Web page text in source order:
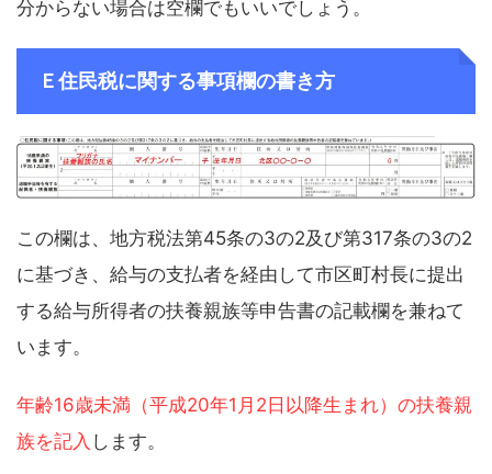
分からない場合は空欄でもいいでしょう。
Ｅ住民税に関する事項欄の書き方
この欄は、地方税法第45条の3の2及び第317条の3の2
に基づき、給与の支払者を経由して市区町村長に提出
する給与所得者の扶養親族等申告書の記載欄を兼ねて
います。
年齢16歳未満（平成20年1月2日以降生まれ）の扶養親
族を記入 します。